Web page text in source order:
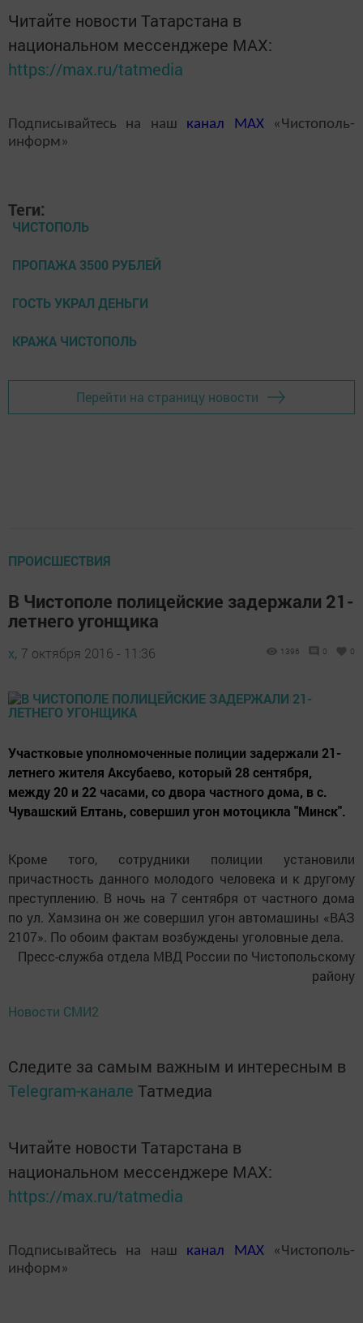
Читайте новости Татарстана в
национальном мессенджере MАХ:
https://max.ru/tatmedia
Подписывайтесь на наш канал MAX«Чистополь-
информ»
Теги:
ЧИСТОПОЛЬ
ПРОПАЖА 3500 РУБЛЕЙ
ГОСТЬ УКРАЛ ДЕНЬГИ
КРАЖА ЧИСТОПОЛЬ
Перейти на страницу новости
ПРОИСШЕСТВИЯ
В Чистополе полицейские задержали 21-
летнего угонщика
х, 7 октября 2016 - 11:36 1396 0 0
Участковые уполномоченные полиции задержали 21-
летнего жителя Аксубаево, который 28 сентября,
между 20 и 22 часами, со двора частного дома, в с.
Чувашский Елтань, совершил угон мотоцикла "Минск".
Кроме того, сотрудники полиции установили
причастность данного молодого человека и к другому
преступлению. В ночь на 7 сентября от частного дома
по ул. Хамзина он же совершил угон автомашины «ВАЗ
2107». По обоим фактам возбуждены уголовные дела.
Пресс-служба отдела МВД России по Чистопольскому
району
Новости СМИ2
Следите за самым важным и интересным в
Telegram-канале Татмедиа
Читайте новости Татарстана в
национальном мессенджере MАХ:
https://max.ru/tatmedia
Подписывайтесь на наш канал MAX«Чистополь-
информ»